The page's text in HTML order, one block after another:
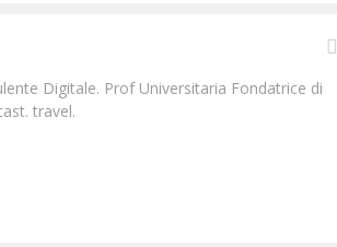
Digitale. Prof Universitaria Fondatrice di
travel.